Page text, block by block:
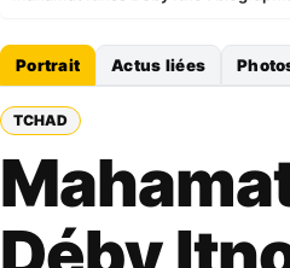
Portrait Actus liées
TCHAD